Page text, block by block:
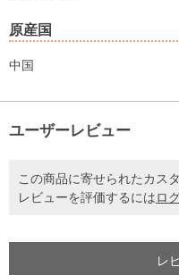
原産国
中国
ユーザーレビュー
この商品に寄せられたカス
レビューを評価するにはロ
レ